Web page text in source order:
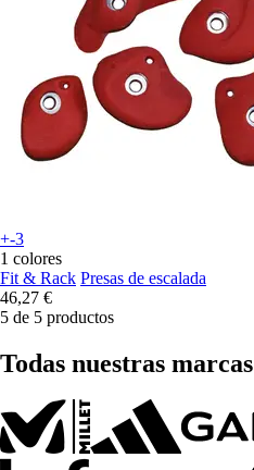
+-3
1 colores
Fit & Rack Presas de escalada
46,27 €
5 de 5 productos
Todas nuestras marcas